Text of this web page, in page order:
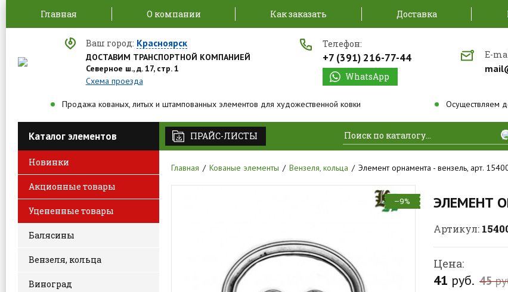
Главная О компании Как заказать Доставка
Ваш город: Красноярск
ДОСТАВИМ ТРАНСПОРТНОЙ КОМПАНИЕЙ
Северное ш., д. 17, стр. 1
Схема проезда
Телефон:
+7 (391) 216-77-44
WhatsApp
E-
Продажа кованых, литых и штампованных элементов для художественной ковки Осуществляем
Каталог элементов
Новинки
Акционные товары
Уцененные товары
Балясины
Вензеля, кольца
Виноград
ПРАЙС-ЛИСТЫ
Главная Кованые элементы Вензеля, кольца Элемент орнамента - вензель, арт.
ЭЛЕМЕНТ
Артикул:
Цена:
41 руб. 45
–9%